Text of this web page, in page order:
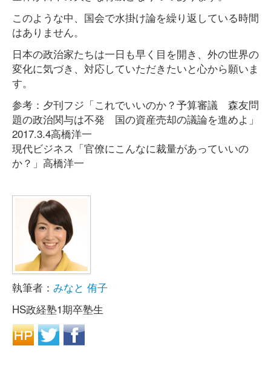
このような中、国会で水掛け論を繰り返している時間
はありません。
日本の政治家たちは一日も早く目を開き、外の世界の
変化に気づき、対応していただきたいと心から願いま
す。
参考：夕刊フジ「これでいいのか？予算審議 森友問
題の政治関与は不発 国の資産売却の議論を進めよ」
2017.3.4高橋洋一
現代ビジネス「官僚にこんなに裁量があっていいの
か？」高橋洋一
執筆者： みなと 侑子
HS政経塾1期卒塾生